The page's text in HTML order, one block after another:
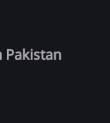
Pakistan